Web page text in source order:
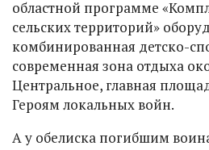
областной программе
сельских территорий»
комбинированная детско-
современная зона отдыха
Центральное, главная
Героям локальных войн.
А у обелиска погибшим